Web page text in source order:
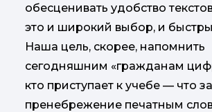
обесценивать удобство
это и широкий выбор, и
Наша цель, скорее, напомнить
сегодняшним «гражданам
кто приступает к учебе — что за
пренебрежение печатным